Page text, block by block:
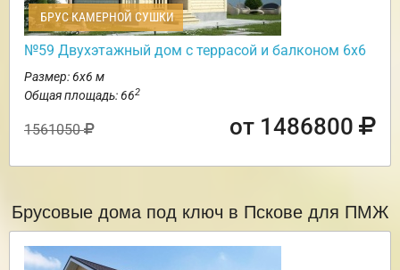
БРУС КАМЕРНОЙ СУШКИ
№59 Двухэтажный дом с террасой и балконом 6х6
Размер: 6х6 м
Общая площадь: 662
1561050 от 1486800
Брусовые дома под ключ в Пскове для ПМЖ